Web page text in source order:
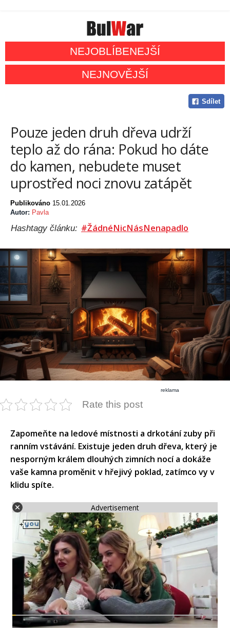
NEJOBLÍBENEJŠÍ
NEJNOVĚJŠÍ
Sdílet
Pouze jeden druh dřeva udrží
teplo až do rána: Pokud ho dáte
do kamen, nebudete muset
uprostřed noci znovu zatápět
Publikováno 15.01.2026
Autor: Pavla
Hashtagy článku: #ŽádnéNicNásNenapadlo
reklama
Rate this post
Zapomeňte na ledové místnosti a drkotání zuby při
ranním vstávání. Existuje jeden druh dřeva, který je
nesporným králem dlouhých zimních nocí a dokáže
vaše kamna proměnit v hřejivý poklad, zatímco vy v
klidu spíte.
Advertisement